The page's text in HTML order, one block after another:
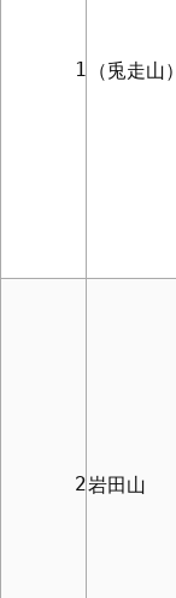
      1
（兎走山）
      2
岩田山